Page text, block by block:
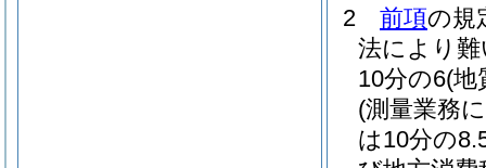
2
前項の規
法により
10分の6(地
(測量業務
は10分の